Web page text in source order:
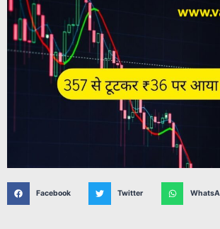
Facebook Twitter